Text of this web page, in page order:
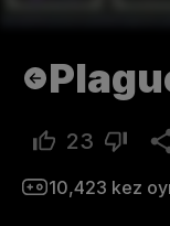
23
10,423 kez